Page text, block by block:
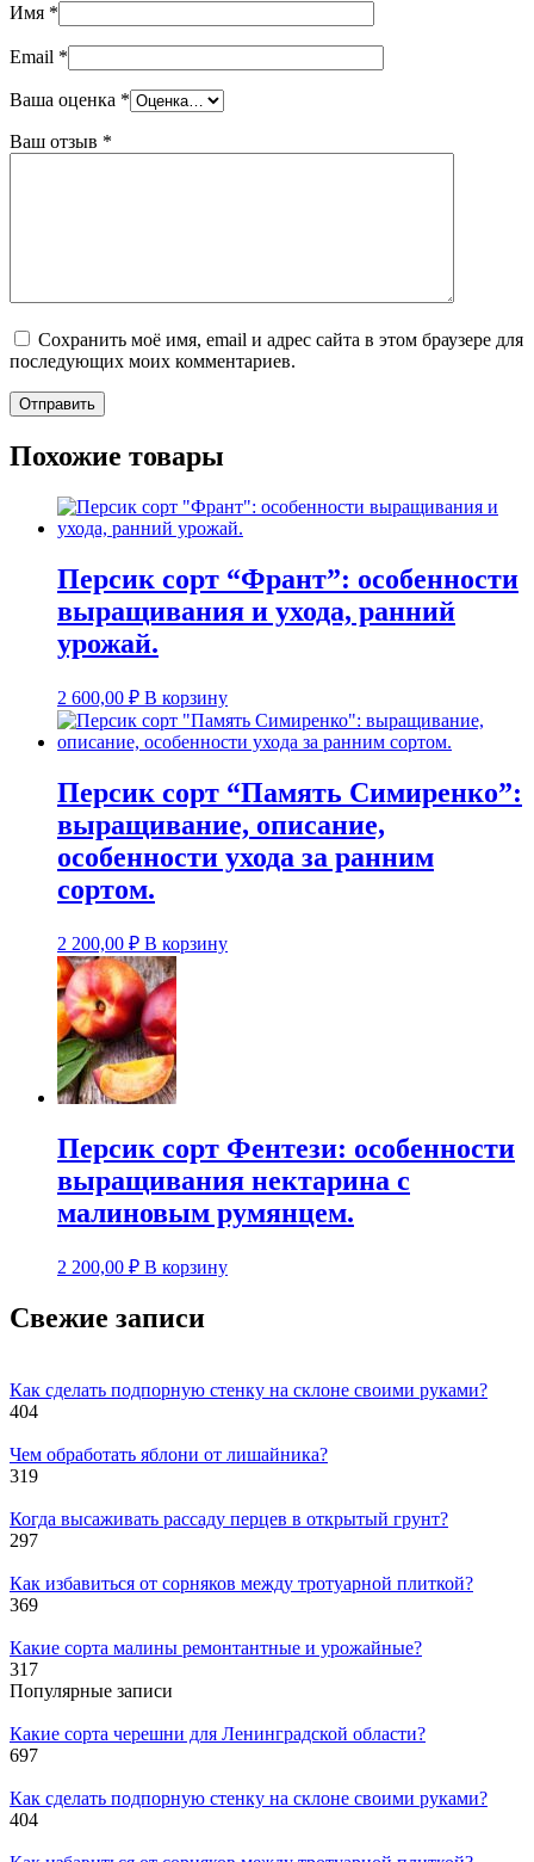
Имя *
Email *
Ваша оценка *
Ваш отзыв *
Сохранить моё имя, email и адрес сайта в этом браузере для
последующих моих комментариев.
Похожие товары
Персик сорт “Франт”: особенности
выращивания и ухода, ранний
урожай.
2 600,00 ₽ В корзину
Персик сорт “Память Симиренко”:
выращивание, описание,
особенности ухода за ранним
сортом.
2 200,00 ₽ В корзину
Персик сорт Фентези: особенности
выращивания нектарина с
малиновым румянцем.
2 200,00 ₽ В корзину
Свежие записи
Как сделать подпорную стенку на склоне своими руками?
404
Чем обработать яблони от лишайника?
319
Когда высаживать рассаду перцев в открытый грунт?
297
Как избавиться от сорняков между тротуарной плиткой?
369
Какие сорта малины ремонтантные и урожайные?
317
Популярные записи
Какие сорта черешни для Ленинградской области?
697
Как сделать подпорную стенку на склоне своими руками?
404